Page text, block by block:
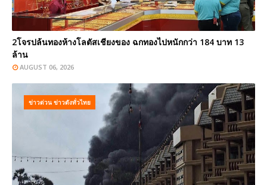
2โจรปล้นทองห้างโลตัสเชียงของ ฉกทองไปหนักกว่า 184 บาท 13
ล้าน
AUGUST 06, 2026
ข่าวด่วน ข่าวดังทั่วไทย